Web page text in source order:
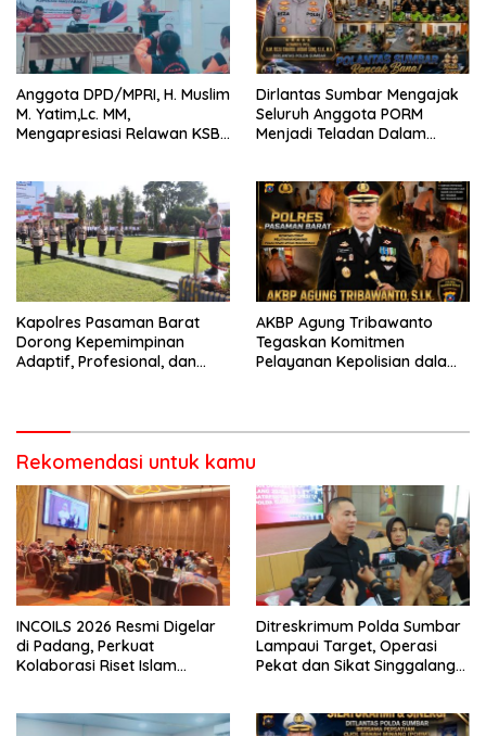
Anggota DPD/MPRI, H. Muslim
M. Yatim,Lc. MM,
Mengapresiasi Relawan KSB
Bencana
Dirlantas Sumbar Mengajak
Seluruh Anggota PORM
Menjadi Teladan Dalam
Perlengkapan Keselamatan
Berkendara
Kapolres Pasaman Barat
Dorong Kepemimpinan
Adaptif, Profesional, dan
AKBP Agung Tribawanto
Tegaskan Komitmen
Pelayanan Kepolisian dalam
Rekomendasi untuk kamu
INCOILS 2026 Resmi Digelar
di Padang, Perkuat
Kolaborasi Riset Islam
Ditreskrimum Polda Sumbar
Lampaui Target, Operasi
Pekat dan Sikat Singgalang